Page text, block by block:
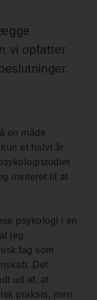
vi opfatter
en måde
et halvt år
inviteret til at
psykologi i en
jeg
fag som
Det
ud af, at
praksis, men